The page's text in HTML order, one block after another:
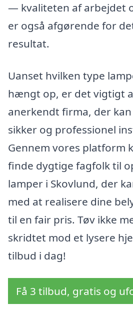
— kvaliteten af arbejdet
er også afgørende for
resultat.
Uanset hvilken type
hængt op, er det vigtigt
anerkendt firma, der
sikker og professionel
Gennem vores platform
finde dygtige fagfolk til
lamper i Skovlund, der
med at realisere dine
til en fair pris. Tøv ikke
skridtet mod et lysere
tilbud i dag!
Få 3 tilbud, gratis og